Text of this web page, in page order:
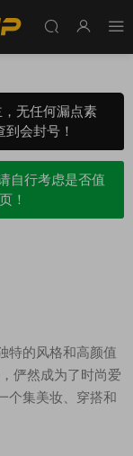
无任何漏点素
会封号！
自行考虑是否值
！
特的风格和高颜值
俨然成为了时尚爱
个集美妆、穿搭和